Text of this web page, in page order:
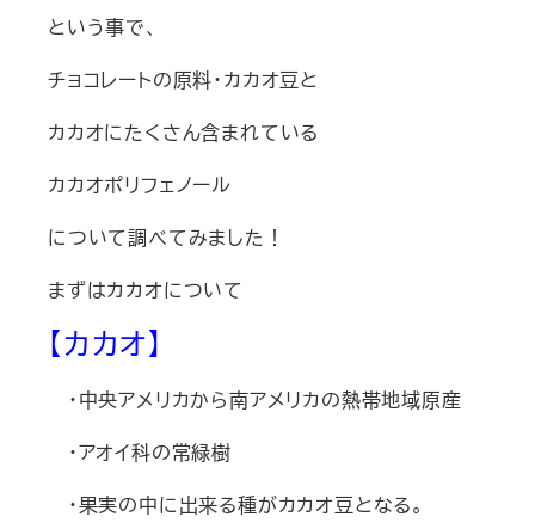
という事で、
チョコレートの原料・カカオ豆と
カカオにたくさん含まれている
カカオポリフェノール
について調べてみました！
まずはカカオについて
【カカオ】
・中央アメリカから南アメリカの熱帯地域原産
・アオイ科の常緑樹
・果実の中に出来る種がカカオ豆となる。